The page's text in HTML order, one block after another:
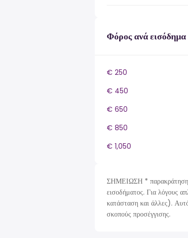
Φόρος ανά
€ 250
€ 450
€ 650
€ 850
€ 1,050
ΣΗΜΕΙΩΣΗ * παρακράτηση
εισοδήματος. Για λόγους
κατάσταση και άλλες).
σκοπούς προσέγγισης.